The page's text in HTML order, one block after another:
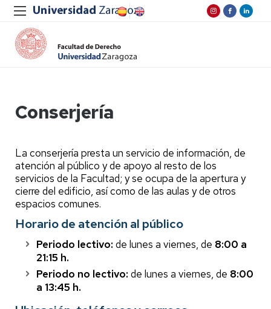
Conserjería
La conserjería presta un servicio de información, de
atención al público y de apoyo al resto de los
servicios de la Facultad; y se ocupa de la apertura y
cierre del edificio, así como de las aulas y de otros
espacios comunes.
Horario de atención al público
Periodo lectivo: de lunes a viernes, de 8:00 a
21:15 h.
Periodo no lectivo: de lunes a viernes, de 8:00
a 13:45 h.